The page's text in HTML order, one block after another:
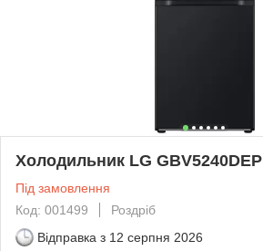
Холодильник LG GBV5240DEP
Під замовлення
Код: 001499
Роздріб
Відправка з 12 серпня 2026